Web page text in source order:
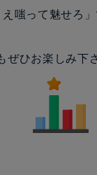
嗤って魅せろ
ぜひお楽しみ下